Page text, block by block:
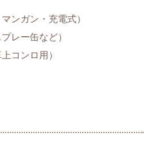
ンガン・充電式）
レー缶など）
コンロ用）